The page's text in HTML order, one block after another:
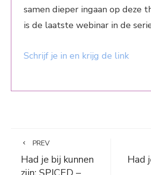
samen dieper ingaan op deze
is de laatste webinar in de
Schrijf je in en krijg de link
PREV
Had je bij kunnen
Had